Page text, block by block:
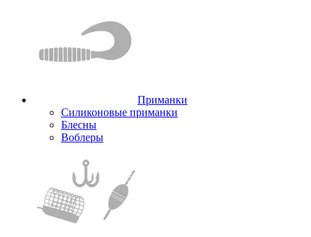
Приманки
Силиконовые приманки
Блесны
Воблеры